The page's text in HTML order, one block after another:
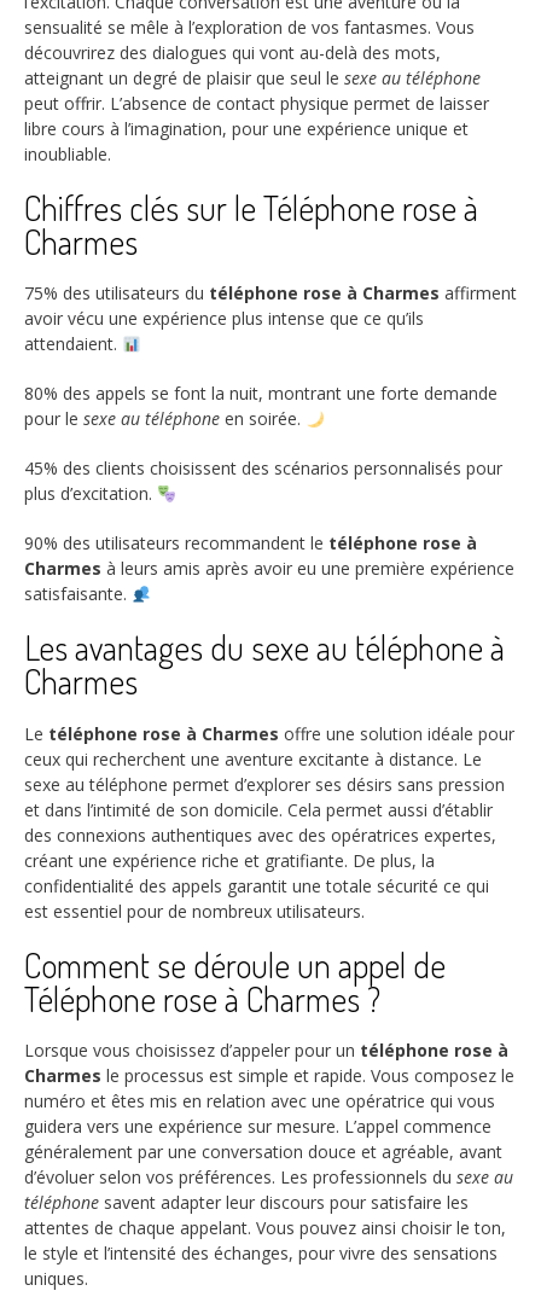
sensualité se mêle à l’exploration de vos fantasmes. Vous
découvrirez des dialogues qui vont au-delà des mots,
atteignant un degré de plaisir que seul le sexe au téléphone
peut offrir. L’absence de contact physique permet de laisser
libre cours à l’imagination, pour une expérience unique et
inoubliable.
Chiffres clés sur le Téléphone rose à
Charmes
75% des utilisateurs du téléphone rose à Charmes affirment
avoir vécu une expérience plus intense que ce qu’ils
attendaient.
80% des appels se font la nuit, montrant une forte demande
pour le sexe au téléphone en soirée.
45% des clients choisissent des scénarios personnalisés pour
plus d’excitation.
90% des utilisateurs recommandent le téléphone rose à
Charmes à leurs amis après avoir eu une première expérience
satisfaisante.
Les avantages du sexe au téléphone à
Charmes
Le téléphone rose à Charmes offre une solution idéale pour
ceux qui recherchent une aventure excitante à distance. Le
sexe au téléphone permet d’explorer ses désirs sans pression
et dans l’intimité de son domicile. Cela permet aussi d’établir
des connexions authentiques avec des opératrices expertes,
créant une expérience riche et gratifiante. De plus, la
confidentialité des appels garantit une totale sécurité ce qui
est essentiel pour de nombreux utilisateurs.
Comment se déroule un appel de
Téléphone rose à Charmes ?
Lorsque vous choisissez d’appeler pour un téléphone rose à
Charmes le processus est simple et rapide. Vous composez le
numéro et êtes mis en relation avec une opératrice qui vous
guidera vers une expérience sur mesure. L’appel commence
généralement par une conversation douce et agréable, avant
d’évoluer selon vos préférences. Les professionnels du sexe au
téléphone savent adapter leur discours pour satisfaire les
attentes de chaque appelant. Vous pouvez ainsi choisir le ton,
le style et l’intensité des échanges, pour vivre des sensations
uniques.